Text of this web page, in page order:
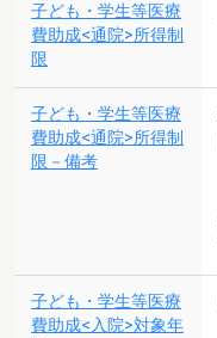
子ども・学生等医療
費助成<通院>所得制
限
子ども・学生等医療
費助成<通院>所得制
限－備考
子ども・学生等医療
費助成<入院>対象年